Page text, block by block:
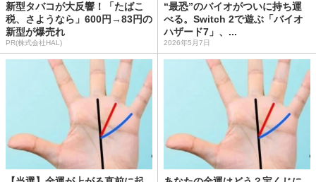
新型タバコが大反響！「たばこ
税、さようなら」600円→83円の
新型が爆売れ
PR(株式会社HAL)
“最恐”のバイオがついに持ち運
べる。Switch 2で遊ぶ「バイオ
ハザード7」、...
2026年5月7日